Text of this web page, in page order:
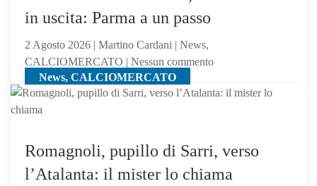
News, CALCIOMERCATO
in uscita: Parma a un passo
2 Agosto 2026 | Martino Cardani | News,
CALCIOMERCATO | Nessun commentosu
Atalanta,
in
uscita:
Romagnoli, pupillo di Sarri, verso
l’Atalanta: il mister lo chiama